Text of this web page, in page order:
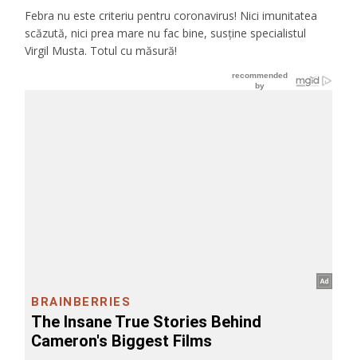
Febra nu este criteriu pentru coronavirus! Nici imunitatea
scăzută, nici prea mare nu fac bine, susţine specialistul
Virgil Musta. Totul cu măsură!